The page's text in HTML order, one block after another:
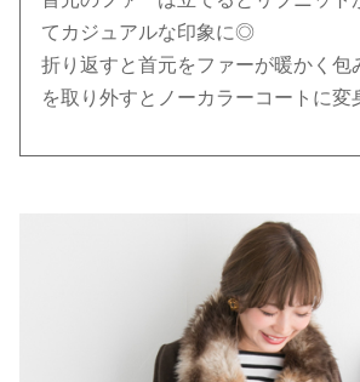
てカジュアルな印象に◎
折り返すと首元をファーが暖かく包
を取り外すとノーカラーコートに変